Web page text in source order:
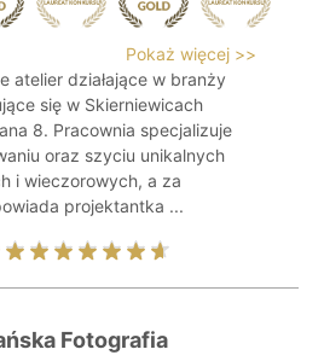
Pokaż więcej >>
atelier działające w branży
się w Skierniewicach
8. Pracownia specjalizuje
oraz szyciu unikalnych
i wieczorowych, a za
projektantka ...
Fotografia